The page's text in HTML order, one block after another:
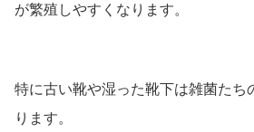
が繁殖しやすくなります。
特に古い靴や湿った靴下は雑菌たち
ります。